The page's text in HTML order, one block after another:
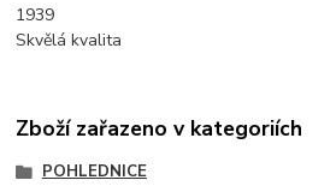
1939
Skvělá kvalita
Zboží zařazeno v kategoriích
POHLEDNICE